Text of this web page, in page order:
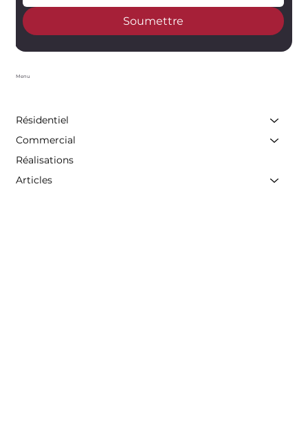
Soumettre
Menu
Résidentiel
Commercial
Réalisations
Articles